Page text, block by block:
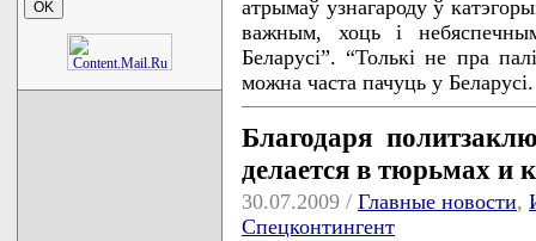
атрымаў узнагароду ў
важным, хоць і
Беларусі”. “Толькі не пра
можна часта пачуць у
Благодаря
делается в тюрьмах и
30.07.2009 / Главные новости,
Спецконтингент